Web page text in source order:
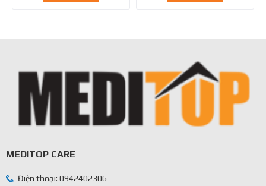
MEDITOP CARE
Điện thoại: 0942402306